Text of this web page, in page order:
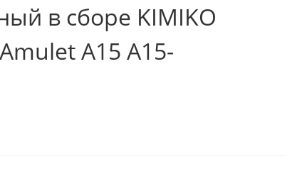
в сборе KIMIKO
A15 A15-